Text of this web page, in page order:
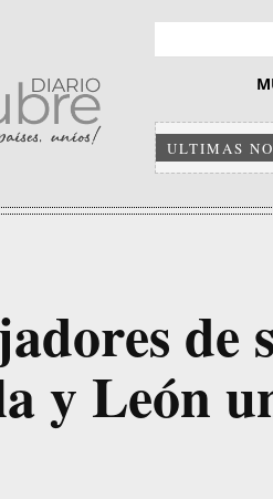
ULTIMAS
de
y León